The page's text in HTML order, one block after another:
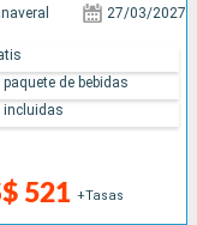
27/03/2027
521 +Tasas
de bebidas
incluidas